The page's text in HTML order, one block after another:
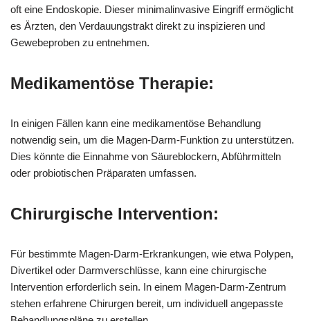
oft eine Endoskopie. Dieser minimalinvasive Eingriff ermöglicht
es Ärzten, den Verdauungstrakt direkt zu inspizieren und
Gewebeproben zu entnehmen.
Medikamentöse Therapie:
In einigen Fällen kann eine medikamentöse Behandlung
notwendig sein, um die Magen-Darm-Funktion zu unterstützen.
Dies könnte die Einnahme von Säureblockern, Abführmitteln
oder probiotischen Präparaten umfassen.
Chirurgische Intervention:
Für bestimmte Magen-Darm-Erkrankungen, wie etwa Polypen,
Divertikel oder Darmverschlüsse, kann eine chirurgische
Intervention erforderlich sein. In einem Magen-Darm-Zentrum
stehen erfahrene Chirurgen bereit, um individuell angepasste